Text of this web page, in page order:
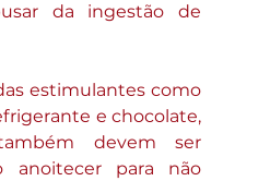
da ingestão de
estimulantes como
e chocolate,
devem ser
anoitecer para não